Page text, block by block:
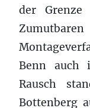
der
Benn auch
Rausch
Bottenberg